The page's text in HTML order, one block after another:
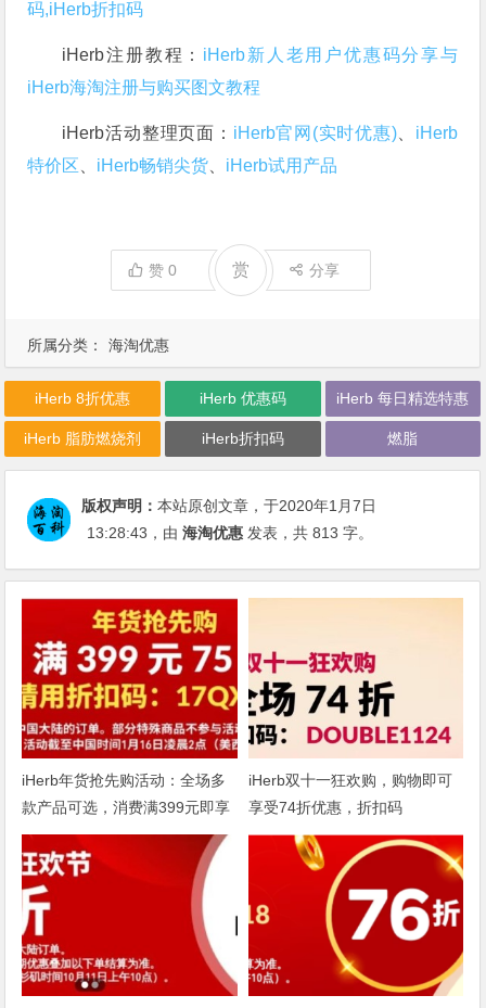
所属分类： 海淘优惠
码,iHerb折扣码
iHerb注册教程： iHerb新人老用户优惠码分享与
iHerb海淘注册与购买图文教程
iHerb活动整理页面： iHerb官网(实时优惠)、 iHerb
特价区
iHerb畅销尖货 iHerb试用产品
赞0 赏 分享
iHerb 8折优惠 iHerb 优惠码 iHerb 每日精选特惠
iHerb 脂肪燃烧剂 iHerb折扣码 燃脂
版权声明：本站原创文章，于2020年1月7日
13:28:43 ，由海淘优惠 发表，共 813 字。
iHerb年货抢先购活动：全场多
款产品可选，消费满399元即享
75折
iHerb双十一狂欢购，购物即可
享受74折优惠，折扣码
DOUBLE1124